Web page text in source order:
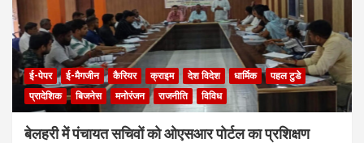
ई-पेपर ई-मैगजीन कैरियर क्राइम देश विदेश धार्मिक
पहल टुडे
प्रादेशिक
बिजनेस मनोरंजन राजनीति विविध
बेलहरी में पंचायत सचिवों को ओएसआर पोर्टल का प्रशिक्षण